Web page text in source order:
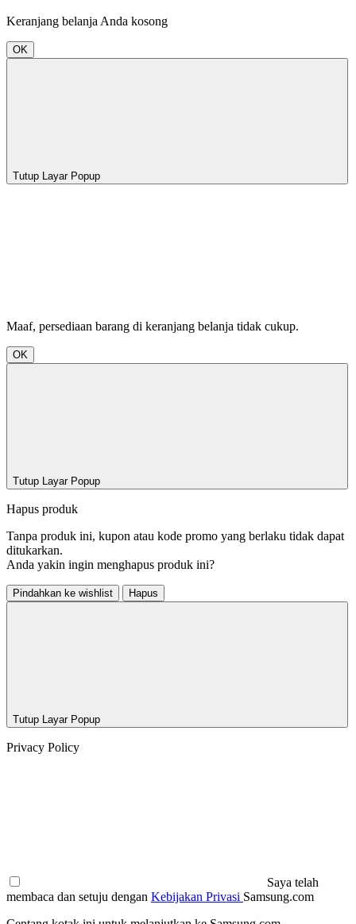
Keranjang belanja Anda kosong
OK
Tutup Layar Popup
Maaf, persediaan barang di keranjang belanja tidak cukup.
OK
Tutup Layar Popup
Hapus produk
Tanpa produk ini, kupon atau kode promo yang berlaku tidak dapat
ditukarkan.
Anda yakin ingin menghapus produk ini?
Pindahkan ke wishlist Hapus
Tutup Layar Popup
Privacy Policy
Saya telah
membaca dan setuju dengan Kebijakan Privasi Samsung.com